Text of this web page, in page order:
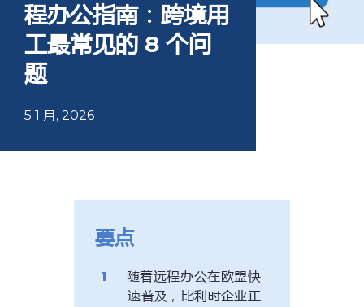
程办公指南：跨境用
工最常见的 8 个问
题
5 1 月, 2026
要点
随着远程办公在欧盟快
速普及，比利时企业正